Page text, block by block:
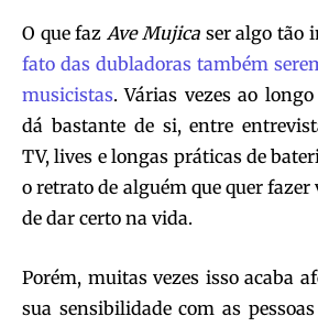
O que fazAve Mujicaser algo tão
fato das dubladoras também
musicistas. Várias vezes ao
dá bastante de si, entre
TV, lives e longas práticas de
o retrato de alguém que quer fazer
de dar certo na vida.
Porém, muitas vezes isso acaba
sua sensibilidade com as